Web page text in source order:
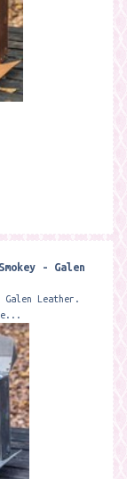
- Galen
Galen Leather.